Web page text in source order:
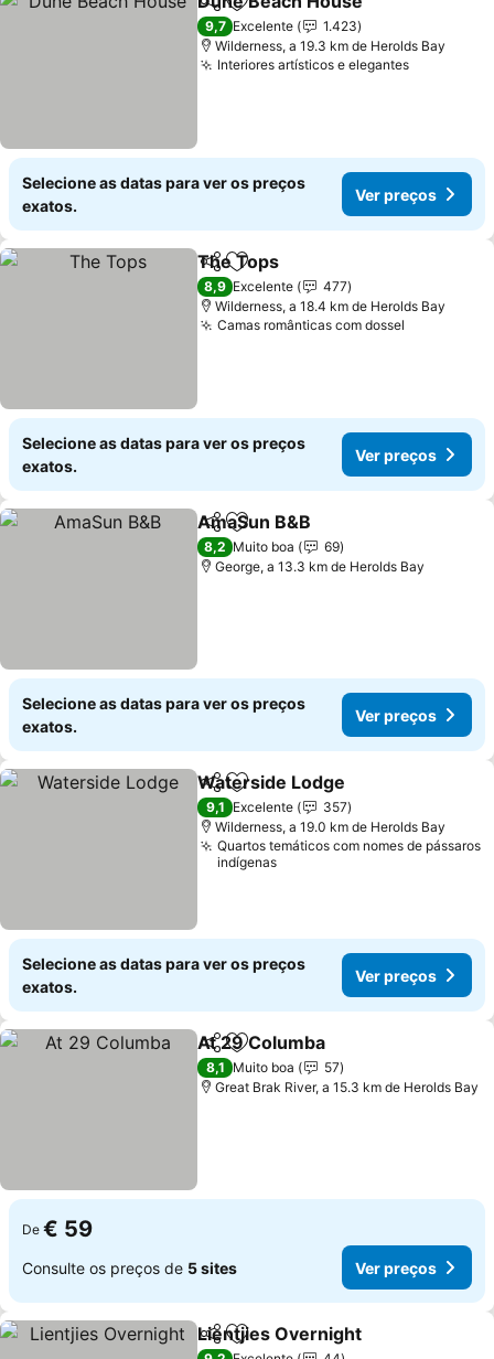
PartilharAdicionar aos favoritos
9,7 Excelente
1.423
Wilderness, a 19.3 km de Herolds Bay
Interiores artísticos e elegantes
Selecione as datas para ver os preços
exatos.
Ver preços
PartilharAdicionar aos favoritos
The Tops
8,9 Excelente
477
Wilderness, a 18.4 km de Herolds Bay
Camas românticas com dossel
Selecione as datas para ver os preços
exatos.
Ver preços
PartilharAdicionar aos favoritos
AmaSun B&B
8,2 Muito boa
69
George, a 13.3 km de Herolds Bay
Selecione as datas para ver os preços
exatos.
Ver preços
PartilharAdicionar aos favoritos
Waterside Lodge
9,1 Excelente
357
Wilderness, a 19.0 km de Herolds Bay
Quartos temáticos com nomes de pássaros
indígenas
Selecione as datas para ver os preços
exatos.
Ver preços
PartilharAdicionar aos favoritos
At 29 Columba
8,1 Muito boa
57
Great Brak River, a 15.3 km de Herolds Bay
De € 59
Consulte os preços de 5 sites Ver preços
PartilharAdicionar aos favoritos
Lientjies Overnight